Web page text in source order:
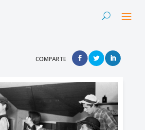
COMPARTE